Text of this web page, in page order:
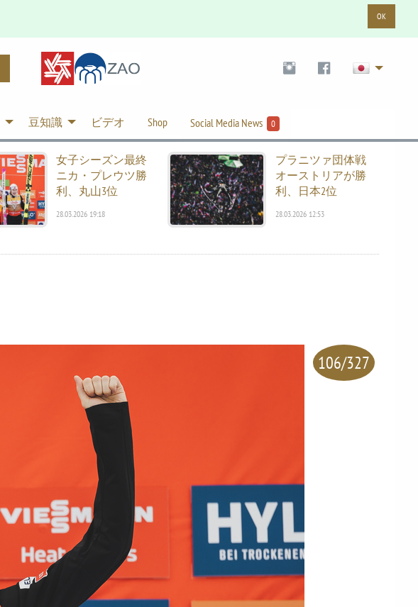
OK
豆知識 ビデオ Shop Social Media News 0
女子シーズン最終
ニカ・プレウツ勝
利、丸山3位
28.03.2026 19:18
プラニツァ団体戦
オーストリアが勝
利、日本2位
28.03.2026 12:53
106/327